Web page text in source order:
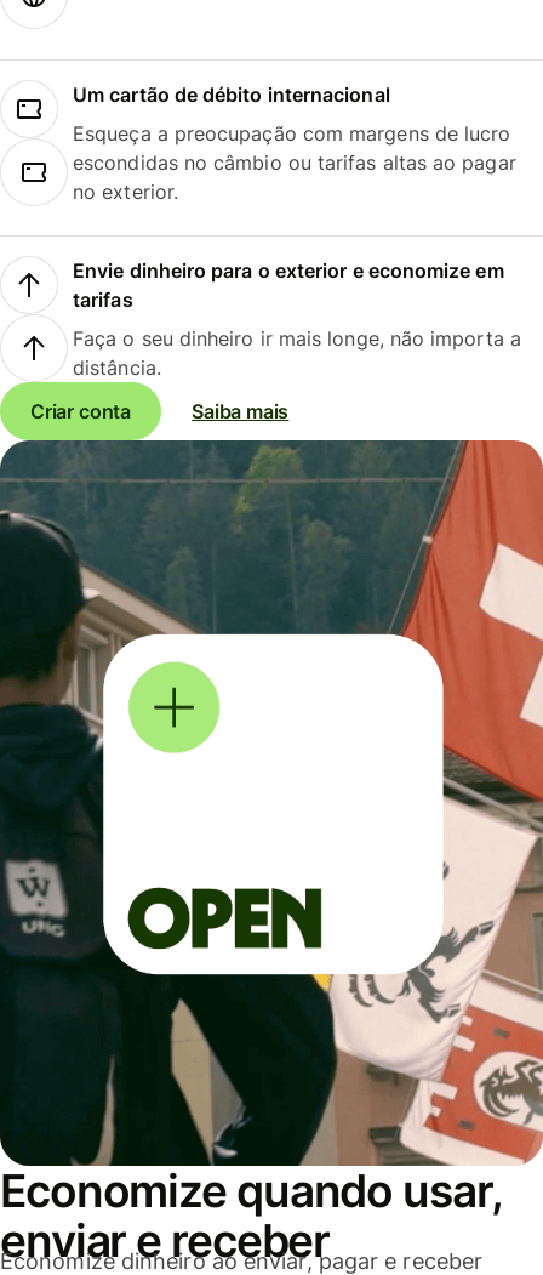
Um cartão de débito internacional
Esqueça a preocupação com margens de lucro
escondidas no câmbio ou tarifas altas ao pagar
no exterior.
Envie dinheiro para o exterior e economize em
tarifas
Faça o seu dinheiro ir mais longe, não importa a
distância.
Criar conta
Saiba mais
Economize quando usar,
enviar e receber
Economize dinheiro ao enviar, pagar e receber